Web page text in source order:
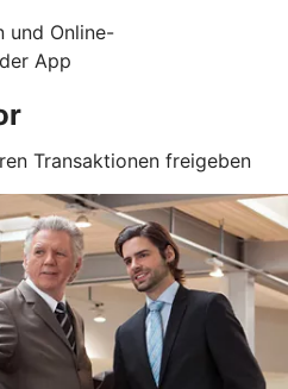
und Online-
App
Transaktionen freigeben